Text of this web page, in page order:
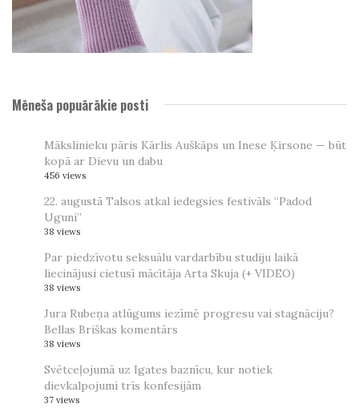
Mēneša popuārākie posti
Mākslinieku pāris Kārlis Auškāps un Inese Ķirsone — būt
kopā ar Dievu un dabu
456 views
22. augustā Talsos atkal iedegsies festivāls “Padod
Uguni”
38 views
Par piedzīvotu seksuālu vardarbību studiju laikā
liecinājusi cietusī mācītāja Arta Skuja (+ VIDEO)
38 views
Jura Rubeņa atlūgums iezīmē progresu vai stagnāciju?
Bellas Briškas komentārs
38 views
Svētceļojumā uz Igates baznīcu, kur notiek
dievkalpojumi trīs konfesijām
37 views